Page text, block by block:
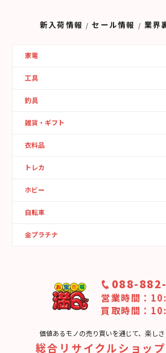
新入荷情報 セール情報 業界
家電
工具
釣具
雑貨・ギフト
衣料品
トレカ
ホビー
自転車
金プラチナ
088-
営業時間：
買取時間：
価値あるモノの売り買いを通じて、楽し
総合リサイクルショッ